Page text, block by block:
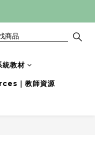
教材
｜教師資源